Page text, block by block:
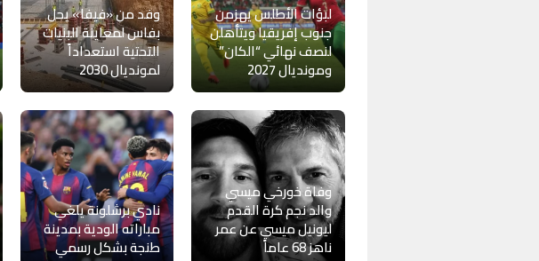
لبؤات الأطلس يهزمن
جنوب إفريقيا ويتأهلن
لنصف نهائي “الكان”
ومونديال 2027
وفد من «فيفا» يحل
بفاس لمعاينة البنيات
التحتية استعداداً
لمونديال 2030
وفاة خورخي ميسي
والد نجم كرة القدم
ليونيل ميسي عن عمر
ناهز 68 عاماً
نادي برشلونة يلغي
مباراته الودية بمدينة
طنجة بشكل رسمي